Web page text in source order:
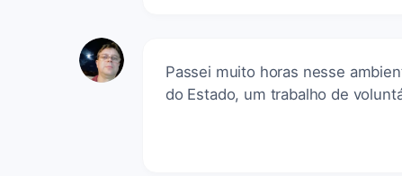
Passei muito horas nesse
do Estado, um trabalho de